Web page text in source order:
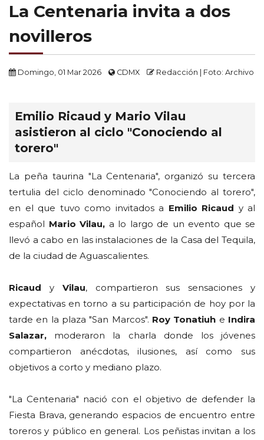
La Centenaria invita a dos
novilleros
Domingo, 01 Mar 2026 CDMX Redacción | Foto: Archivo
Emilio Ricaud y Mario Vilau
asistieron al ciclo "Conociendo al
torero"
La peña taurina "La Centenaria", organizó su tercera
tertulia del ciclo denominado "Conociendo al torero",
en el que tuvo como invitados a Emilio Ricaud y al
español Mario Vilau, a lo largo de un evento que se
llevó a cabo en las instalaciones de la Casa del Tequila,
de la ciudad de Aguascalientes.
Ricaud y Vilau, compartieron sus sensaciones y
expectativas en torno a su participación de hoy por la
tarde en la plaza "San Marcos". Roy Tonatiuh e Indira
Salazar, moderaron la charla donde los jóvenes
compartieron anécdotas, ilusiones, así como sus
objetivos a corto y mediano plazo.
"La Centenaria" nació con el objetivo de defender la
Fiesta Brava, generando espacios de encuentro entre
toreros y público en general. Los peñistas invitan a los